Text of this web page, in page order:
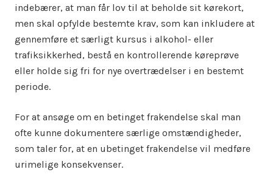
indebærer, at man får lov til at beholde sit kørekort,
men skal opfylde bestemte krav, som kan inkludere at
gennemføre et særligt kursus i alkohol- eller
trafiksikkerhed, bestå en kontrollerende køreprøve
eller holde sig fri for nye overtrædelser i en bestemt
periode.
For at ansøge om en betinget frakendelse skal man
ofte kunne dokumentere særlige omstændigheder,
som taler for, at en ubetinget frakendelse vil medføre
urimelige konsekvenser.